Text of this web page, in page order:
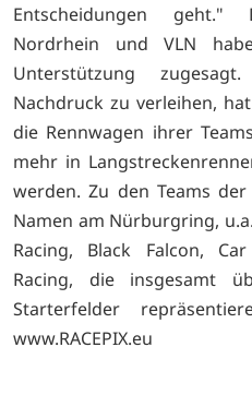
Entscheidungen geht."
Nordrhein und VLN
Unterstützung
Nachdruck zu verleihen,
die Rennwagen ihrer
mehr in
werden. Zu den Teams
Namen am Nürburgring,
Racing, Black Falcon,
Racing, die insgesamt
Starterfelder
www.RACEPIX.eu